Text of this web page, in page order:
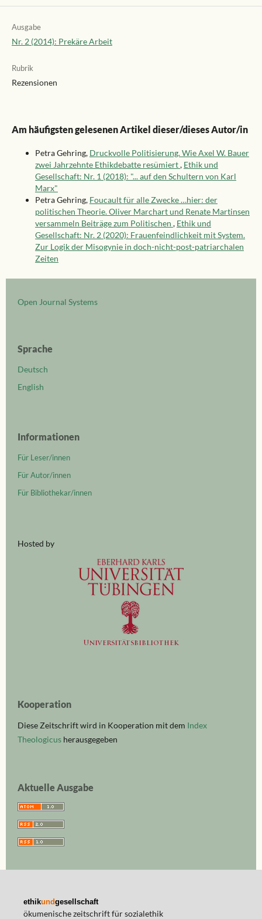
Ausgabe
Nr. 2 (2014): Prekäre Arbeit
Rubrik
Rezensionen
Am häufigsten gelesenen Artikel dieser/dieses Autor/in
Petra Gehring, Druckvolle Politisierung. Wie Axel W. Bauer
zwei Jahrzehnte Ethikdebatte resümiert, Ethik und
Gesellschaft: Nr. 1 (2018): "... auf den Schultern von Karl
Marx"
Petra Gehring, Foucault für alle Zwecke …hier: der
politischen Theorie. Oliver Marchart und Renate Martinsen
versammeln Beiträge zum Politischen , Ethik und
Gesellschaft: Nr. 2 (2020): Frauenfeindlichkeit mit System.
Zur Logik der Misogynie in doch-nicht-post-patriarchalen
Zeiten
Open Journal Systems
Sprache
Deutsch
English
Informationen
Für Leser/innen
Für Autor/innen
Für Bibliothekar/innen
Hosted by
Kooperation
Diese Zeitschrift wird in Kooperation mit dem Index
Theologicus herausgegeben
Aktuelle Ausgabe
ethikundgesellschaft
ökumenische zeitschrift für sozialethik